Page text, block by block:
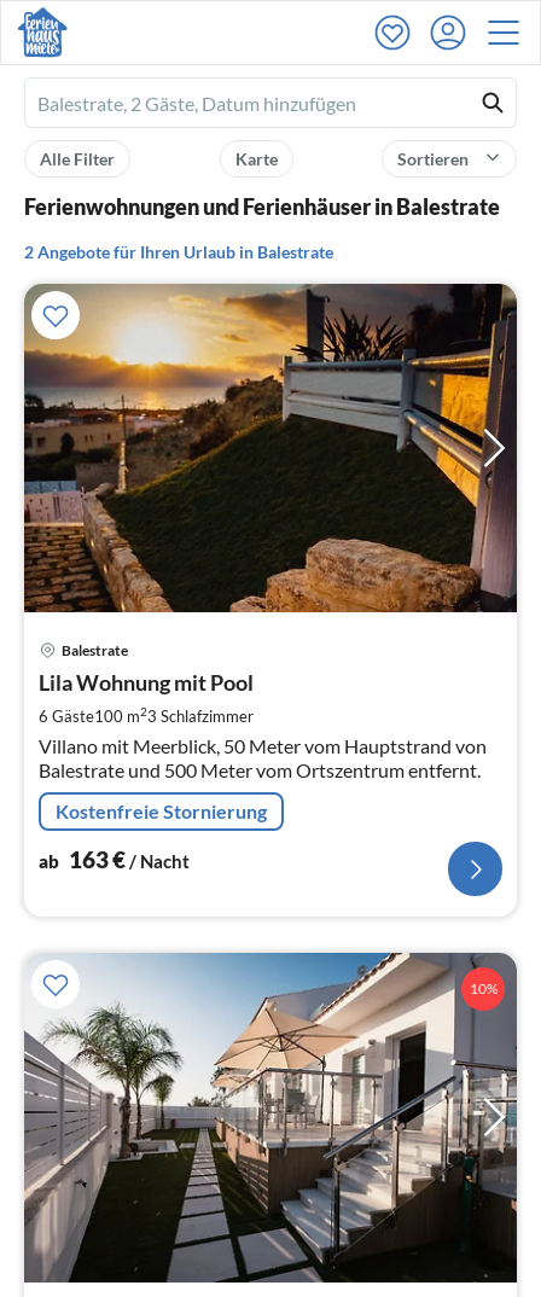
Ferienhausmiete
logo
Sortieren
Karte
Alle Filter
Ferienwohnungen und Ferienhäuser in Balestrate
2 Angebote für Ihren Urlaub in Balestrate
Balestrate
Lila Wohnung mit Pool
6 Gäste100 m23 Schlafzimmer
Villano mit Meerblick, 50 Meter vom Hauptstrand von
Balestrate und 500 Meter vom Ortszentrum entfernt.
Kostenfreie Stornierung
ab 163€/ Nacht
10%